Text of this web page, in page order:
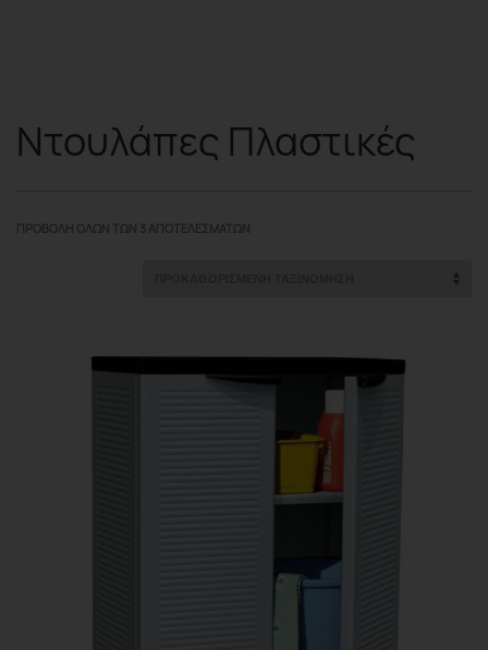
Ντουλάπες Πλαστικές
ΠΡΟΒΟΛΉ ΌΛΩΝ ΤΩΝ 3 ΑΠΟΤΕΛΕΣΜΆΤΩΝ